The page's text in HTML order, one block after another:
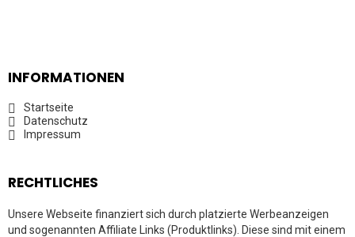
INFORMATIONEN
Startseite
Datenschutz
Impressum
RECHTLICHES
Unsere Webseite finanziert sich durch platzierte Werbeanzeigen
und sogenannten Affiliate Links (Produktlinks). Diese sind mit einem